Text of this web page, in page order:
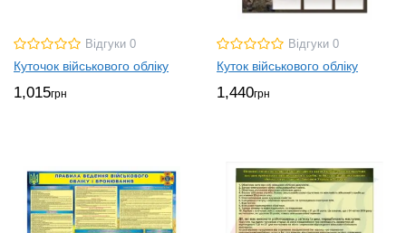
Відгуки 0
Куточок військового обліку
1,015грн
Відгуки 0
Куток військового обліку
1,440грн